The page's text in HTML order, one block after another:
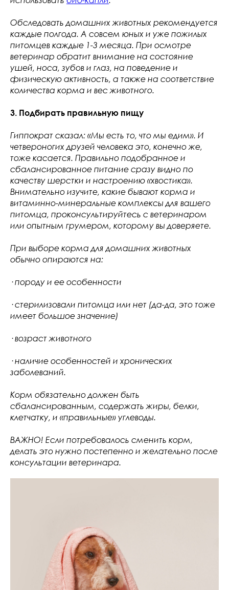
Обследовать домашних животных рекомендуется
каждые полгода. А совсем юных и уже пожилых
питомцев каждые 1-3 месяца. При осмотре
ветеринар обратит внимание на состояние
ушей, носа, зубов и глаз, на поведение и
физическую активность, а также на соответствие
количества корма и вес животного.
3. Подбирать правильную пищу
Гиппократ сказал: «Мы есть то, что мы едим». И
четвероногих друзей человека это, конечно же,
тоже касается. Правильно подобранное и
сбалансированное питание сразу видно по
качеству шерстки и настроению «хвостика».
Внимательно изучите, какие бывают корма и
витаминно-минеральные комплексы для вашего
питомца, проконсультируйтесь с ветеринаром
или опытным грумером, которому вы доверяете.
При выборе корма для домашних животных
обычно опираются на:
· породу и ее особенности
· стерилизовали питомца или нет (да-да, это тоже
имеет большое значение)
· возраст животного
· наличие особенностей и хронических
заболеваний.
Корм обязательно должен быть
сбалансированным, содержать жиры, белки,
клетчатку, и «правильные» углеводы.
ВАЖНО! Если потребовалось сменить корм,
делать это нужно постепенно и желательно после
консультации ветеринара.